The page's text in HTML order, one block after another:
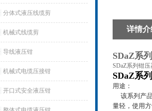
分体式液压线缆剪
机械式线缆剪
导线液压钳
机械式电缆压接钳
开口式安全液压钳
详情介
SDaZ系
SDaZ系列钳压
SDaZ系
用途：
该系列产品
量轻，使用